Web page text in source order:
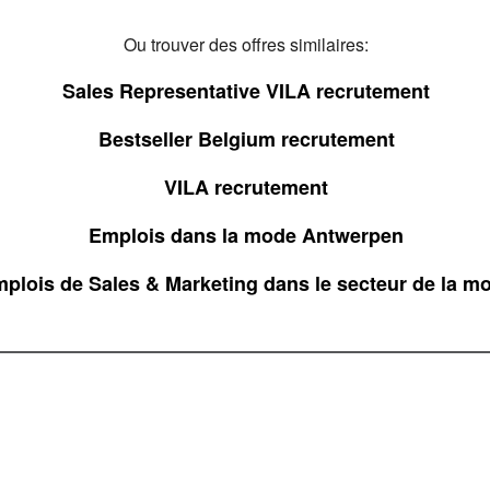
Ou trouver des offres similaires:
Sales Representative VILA recrutement
Bestseller Belgium recrutement
VILA recrutement
Emplois dans la mode Antwerpen
de Sales & Marketing dans le secteur de la